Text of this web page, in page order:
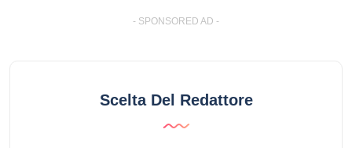
- SPONSORED AD -
Scelta Del Redattore